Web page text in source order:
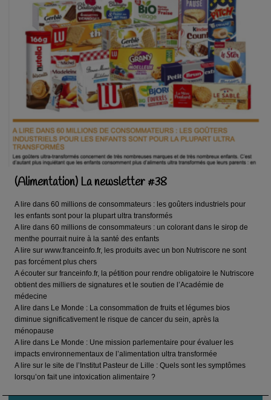
(Alimentation) La newsletter #38
A lire dans 60 millions de consommateurs : les goûters industriels pour
les enfants sont pour la plupart ultra transformés
A lire dans 60 millions de consommateurs : un colorant dans le sirop de
menthe pourrait nuire à la santé des enfants
A lire sur www.franceinfo.fr, les produits avec un bon Nutriscore ne sont
pas forcément plus chers
A écouter sur franceinfo.fr, la pétition pour rendre obligatoire le Nutriscore
obtient des milliers de signatures et le soutien de l’Académie de
médecine
A lire dans Le Monde : La consommation de fruits et légumes bios
diminue significativement le risque de cancer du sein, après la
ménopause
A lire dans Le Monde : Une mission parlementaire pour évaluer les
impacts environnementaux de l’alimentation ultra transformée
A lire sur le site de l’Institut Pasteur de Lille : Quels sont les symptômes
lorsqu’on fait une intoxication alimentaire ?